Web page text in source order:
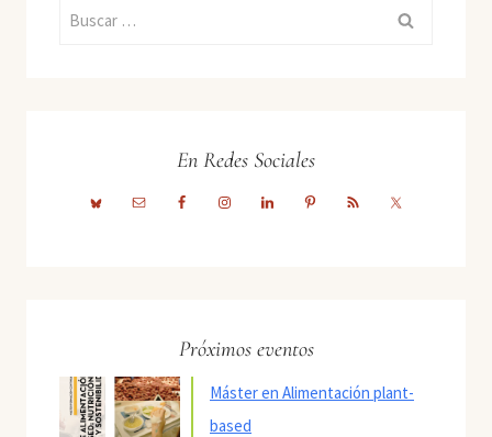
Buscar:
En Redes Sociales
Próximos eventos
Máster en Alimentación plant-
based